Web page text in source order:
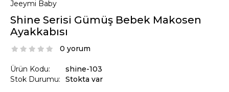
Jeeymi Baby
Shine Serisi Gümüş Bebek Makosen
Ayakkabısı
0 yorum
Ürün Kodu:
Stok Durumu:
shine-103
Stokta var